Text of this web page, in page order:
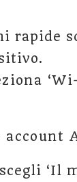
rapide
‘Il